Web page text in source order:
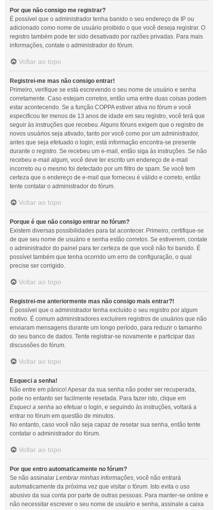
Por que não consigo me registrar?
É possível que o administrador tenha banido o seu endereço de IP ou
adicionado como nome de usuário proibido o que você deseja registrar. O
registro também pode ter sido desativado por razões privadas. Para mais
informações, contate o administrador do fórum.
Voltar ao topo
Registrei-me mas não consigo entrar!
Primeiro, verifique se está escrevendo o seu nome de usuário e senha
corretamente. Caso estejam corretos, então uma entre duas coisas podem
estar acontecendo. Se a função COPPA estiver ativa no fórum e você
especificou ter menos de 13 anos de idade em seu registro, você terá que
seguir às instruções que recebeu. Alguns fóruns exigem que o registro de
novos usuários seja ativado, tanto por você como por um administrador,
antes que seja efetuado o login; está informação encontra-se presente
durante o registro. Se recebeu um e-mail, então siga às instruções. Se não
recebeu e-mail algum, você deve ter escrito um endereço de e-mail
incorreto ou o mesmo foi detectado por um filtro de spam. Se você tem
certeza que o endereço de e-mail que forneceu é válido e correto, então
tente contatar o administrador do fórum.
Voltar ao topo
Porque é que não consigo entrar no fórum?
Existem diversas possibilidades para tal acontecer. Primeiro, certifique-se
de que seu nome de usuário e senha estão corretos. Se estiverem, contate
o administrador do painel para ter certeza de que você não foi banido. É
possível também que tenha ocorrido um erro de configuração, o qual
precise ser corrigido.
Voltar ao topo
Registrei-me anteriormente mas não consigo mais entrar?!
É possível que o administrador tenha excluído o seu registro por algum
motivo. É comum administradores excluírem registros de usuários que não
enviaram mensagens durante um longo período, para reduzir o tamanho
do seu banco de dados. Tente registrar-se novamente e participar das
discussões do fórum.
Voltar ao topo
Esqueci a senha!
Não entre em pânico! Apesar da sua senha não poder ser recuperada,
pode no entanto ser facilmente resetada. Para fazer isto, clique em
Esqueci a senha ao efetuar o login, e seguindo às instruções, voltará a
entrar no fórum em questão de minutos.
No entanto, caso você não seja capaz de resetar sua senha, então tente
contatar o administrador do fórum.
Voltar ao topo
Por que entro automaticamente no fórum?
Se não assinalar Lembrar minhas informações, você não entrará
automaticamente da próxima vez que visitar o fórum. Isto evita o uso
abusivo da sua conta por parte de outras pessoas. Para manter-se online e
não necessitar escrever o seu nome de usuário e senha, assinale a caixa